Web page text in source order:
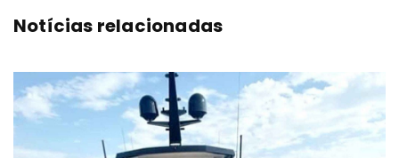
Notícias relacionadas